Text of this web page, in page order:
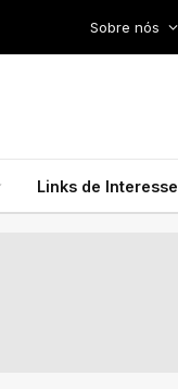
Sobre nós
Links de Interesse